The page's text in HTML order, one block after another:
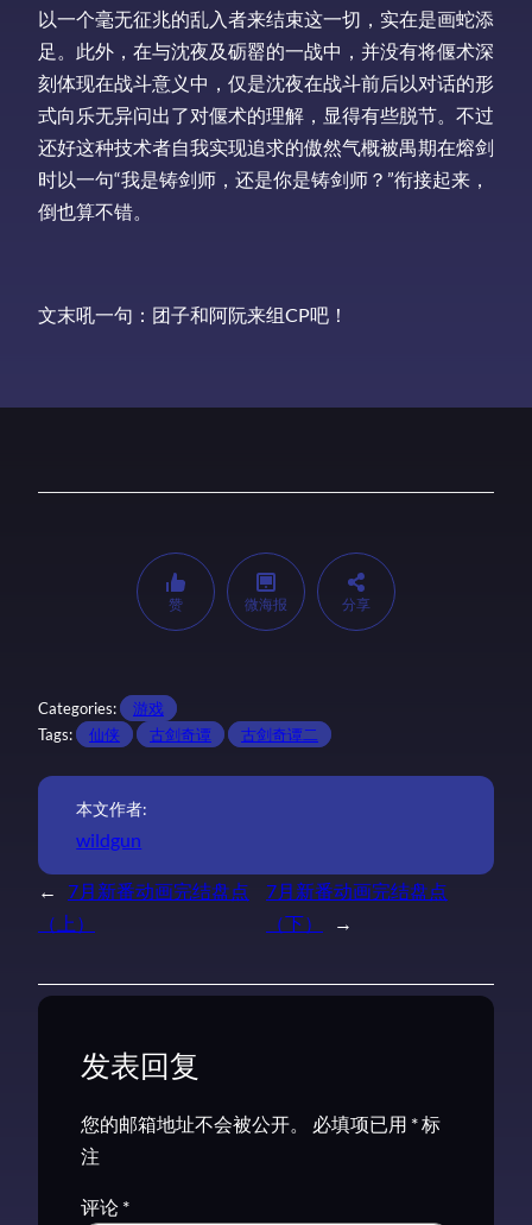
以一个毫无征兆的乱入者来结束这一切，实在是画蛇添
足。此外，在与沈夜及砺罂的一战中，并没有将偃术深
刻体现在战斗意义中，仅是沈夜在战斗前后以对话的形
式向乐无异问出了对偃术的理解，显得有些脱节。不过
还好这种技术者自我实现追求的傲然气概被禺期在熔剑
时以一句“我是铸剑师，还是你是铸剑师？”衔接起来，
倒也算不错。
文末吼一句：团子和阿阮来组CP吧！
赞 微海报 分享
Categories:
游戏
Tags:
仙侠 古剑奇谭 古剑奇谭二
本文作者:
wildgun
←
7月新番动画完结盘点
（上）
7月新番动画完结盘点
（下）
→
发表回复
您的邮箱地址不会被公开。 必填项已用 *标
注
评论 *